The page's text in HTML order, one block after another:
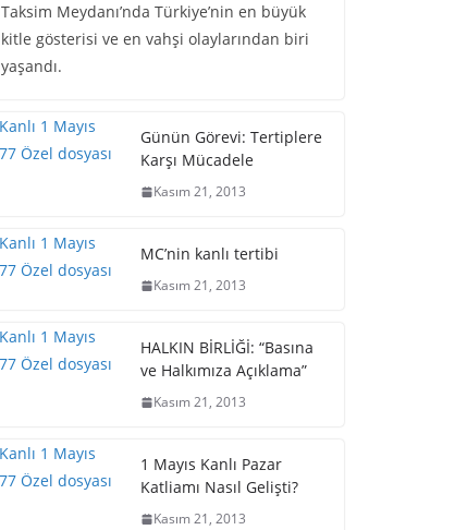
Taksim Meydanı’nda Türkiye’nin en büyük
kitle gösterisi ve en vahşi olaylarından biri
yaşandı.
Günün Görevi: Tertiplere
Karşı Mücadele
Kasım 21, 2013
MC’nin kanlı tertibi
Kasım 21, 2013
HALKIN BİRLİĞİ: “Basına
ve Halkımıza Açıklama”
Kasım 21, 2013
1 Mayıs Kanlı Pazar
Katliamı Nasıl Gelişti?
Kasım 21, 2013